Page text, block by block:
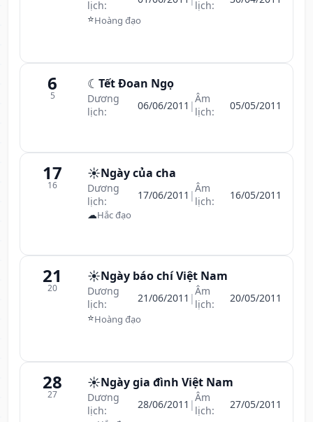
lịch:
lịch:
⭐Hoàng đạo
6
5
☾ Tết Đoan Ngọ
Dương
lịch:
06/06/2011 |Âm
lịch:
05/05/2011
17
16
☀️Ngày của cha
Dương
lịch:
17/06/2011 |Âm
lịch:
16/05/2011
☁Hắc đạo
21
20
☀️Ngày báo chí Việt Nam
Dương
lịch:
21/06/2011 |Âm
lịch:
20/05/2011
⭐Hoàng đạo
28
27
☀️Ngày gia đình Việt Nam
Dương
lịch:
28/06/2011 |Âm
lịch:
27/05/2011